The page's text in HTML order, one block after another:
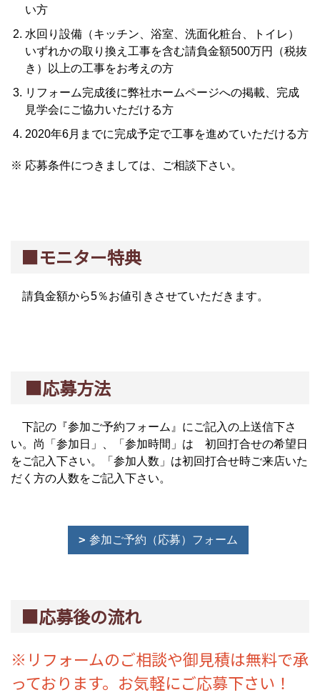
い方
水回り設備（キッチン、浴室、洗面化粧台、トイレ）
いずれかの取り換え工事を含む請負金額500万円（税抜
き）以上の工事をお考えの方
リフォーム完成後に弊社ホームページへの掲載、完成
見学会にご協力いただける方
2020年6月までに完成予定で工事を進めていただける方
※ 応募条件につきましては、ご相談下さい。
■モニター特典
請負金額から5％お値引きさせていただきます。
■応募方法
下記の『参加ご予約フォーム』にご記入の上送信下さ
い。尚「参加日」、「参加時間」は 初回打合せの希望日
をご記入下さい。「参加人数」は初回打合せ時ご来店いた
だく方の人数をご記入下さい。
参加ご予約（応募）フォーム
■応募後の流れ
※リフォームのご相談や御見積は無料で承
っております。お気軽にご応募下さい！